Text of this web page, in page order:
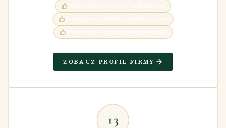
Pomocny i empatyczny personel
ZOBACZ PROFIL FIRMY
13